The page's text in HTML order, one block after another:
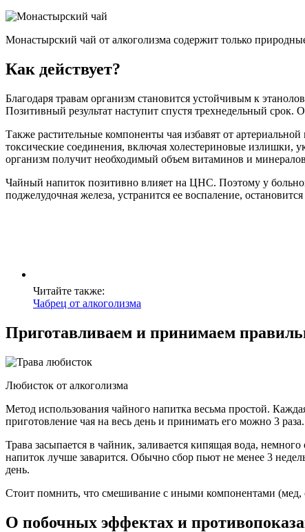
Монастырский чай от алкоголизма содержит только
Как действует?
Благодаря травам организм становится устойчивым к
Позитивный результат наступит спустя трехнедельный
Также растительные компоненты чая избавят от
токсические соединения, включая холестериновые излишки,
организм получит необходимый объем витаминов и
Чайный напиток позитивно влияет на ЦНС. Поэтому у
поджелудочная железа, устранится ее воспаление,
Читайте также:
Чабрец от алкоголизма
Приготавливаем и принимаем
Любисток от алкоголизма
Метод использования чайного напитка весьма простой.
приготовление чая на весь день и принимать его можно 3
Трава засыпается в чайник, заливается кипящая вода,
напиток лучше заварится. Обычно сбор пьют не менее 3
день.
Стоит помнить, что смешивание с иными компонентами (мед,
О побочных эффектах и